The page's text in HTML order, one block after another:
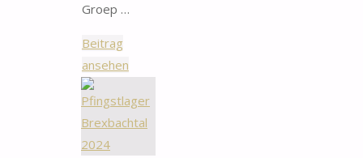
Groep …
Beitrag
ansehen"Sommerlager
Plassen
2024"